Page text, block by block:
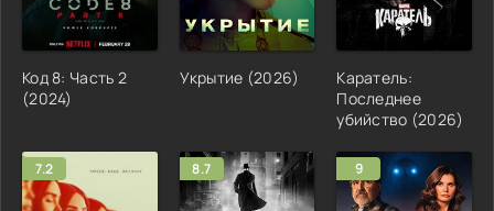
Код 8: Часть 2
(2024)
Укрытие (2026)
Каратель:
Последнее
убийство (2026)
7.2 8.7 9